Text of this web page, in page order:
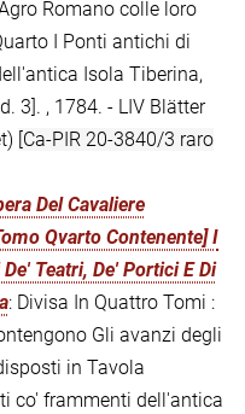
Romano colle loro
I Ponti antichi di
Isola Tiberina,
3]. , 1784. - LIV Blätter
[Ca-PIR 20-3840/3 raro
Del Cavaliere
Qvarto Contenente] I
Teatri, De' Portici E Di
: Divisa In Quattro Tomi :
Gli avanzi degli
in Tavola
co' frammenti dell'antica